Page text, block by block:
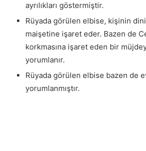
ayrılıkları göstermiştir.
Rüyada görülen elbise, kişinin
maişetine işaret eder. Bazen de
korkmasına işaret eden bir
yorumlanır.
Rüyada görülen elbise bazen de
yorumlanmıştır.